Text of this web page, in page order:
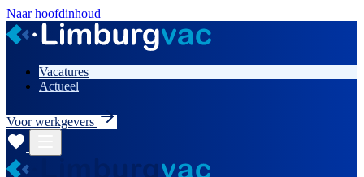
Naar hoofdinhoud
Vacatures
Actueel
Voor werkgevers